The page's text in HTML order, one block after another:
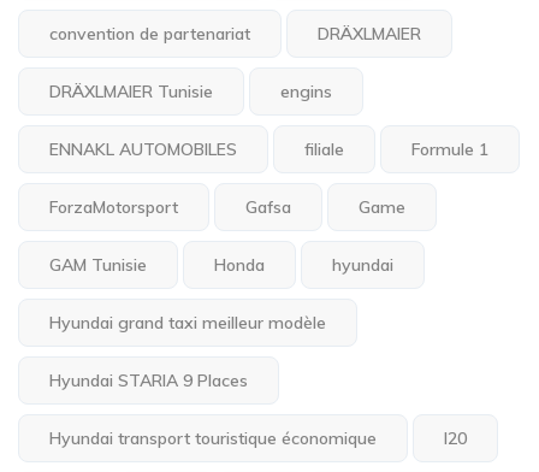
convention de partenariat DRÄXLMAIER
DRÄXLMAIER Tunisie engins
ENNAKL AUTOMOBILES filiale Formule 1
ForzaMotorsport Gafsa Game
GAM Tunisie Honda hyundai
Hyundai grand taxi meilleur modèle
Hyundai STARIA 9 Places
Hyundai transport touristique économique I20